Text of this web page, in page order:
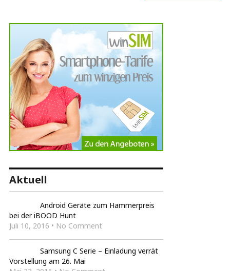
Aktuell
Android Geräte zum Hammerpreis
bei der iBOOD Hunt
Juli 10, 2016 • No Comment
Samsung C Serie – Einladung verrät
Vorstellung am 26. Mai